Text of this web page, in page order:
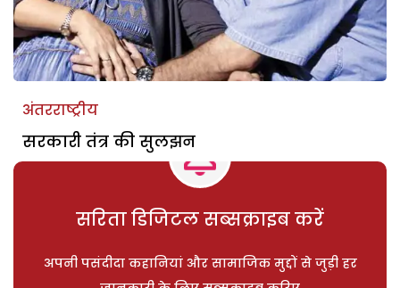
अंतरराष्ट्रीय
सरकारी तंत्र की सुलझन
सरिता डिजिटल सब्सक्राइब करें
अपनी पसंदीदा कहानियां और सामाजिक मुद्दों से जुड़ी हर